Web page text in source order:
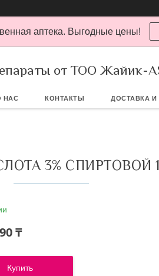
аптека. Выгодные цены!
от ТОО Жайик-
НАС КОНТАКТЫ ДОСТАВКА И
3% СПИРТОВОЙ
₸
Купить